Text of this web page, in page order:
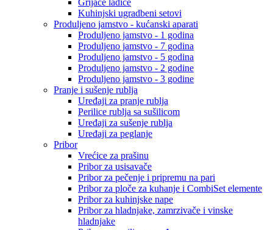
Grijaće ladice
Kuhinjski ugradbeni setovi
Produljeno jamstvo - kućanski aparati
Produljeno jamstvo - 1 godina
Produljeno jamstvo - 7 godina
Produljeno jamstvo - 5 godina
Produljeno jamstvo - 2 godine
Produljeno jamstvo - 3 godine
Pranje i sušenje rublja
Uređaji za pranje rublja
Perilice rublja sa sušilicom
Uređaji za sušenje rublja
Uređaji za peglanje
Pribor
Vrećice za prašinu
Pribor za usisavače
Pribor za pečenje i pripremu na pari
Pribor za ploče za kuhanje i CombiSet elemente
Pribor za kuhinjske nape
Pribor za hladnjake, zamrzivače i vinske
hladnjake